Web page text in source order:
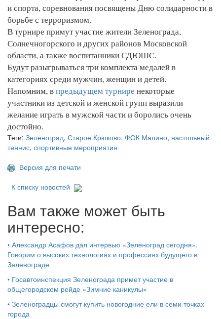
и спорта, соревнования посвящены Дню солидарности в
борьбе с терроризмом.
В турнире примут участие жители Зеленограда,
Солнечногорского и других районов Московской
области, а также воспитанники СДЮШС.
Будут разыгрываться три комплекта медалей в
категориях среди мужчин, женщин и детей.
Напомним, впредыдущем турнире некоторые
участники из детской и женской групп выразили
желание играть в мужской части и боролись очень
достойно.
Теги: Зеленоград, Старое Крюково, ФОК Малино, настольный
теннис, спортивные мероприятия
Версия для печати
К списку новостей
Вам также может быть
интересно:
• Александр Асафов дал интервью «Зеленоград сегодня».
Говорим о высоких технологиях и профессиях будущего в
Зеленограде
• Госавтоинспекция Зеленограда примет участие в
общегородском рейде «Зимние каникулы»
• Зеленоградцы смогут купить новогодние ели в семи точках
города